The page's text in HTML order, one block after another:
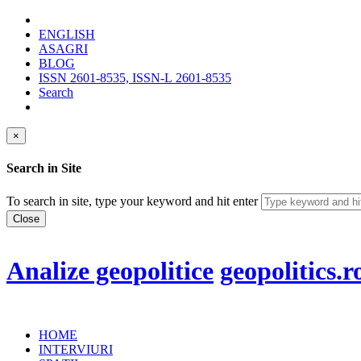
ENGLISH
ASAGRI
BLOG
ISSN 2601-8535, ISSN-L 2601-8535
Search
×
Search in Site
To search in site, type your keyword and hit enter
Close
Analize geopolitice
HOME
INTERVIURI